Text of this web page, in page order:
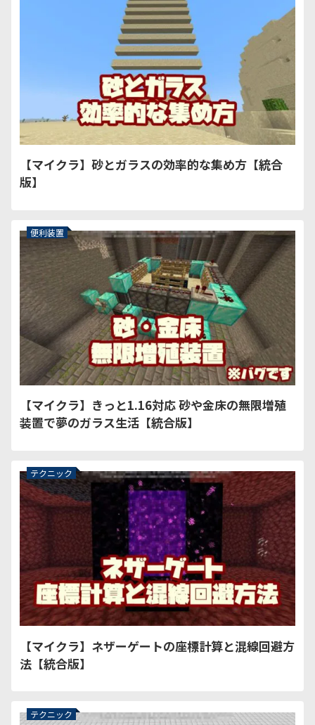
【マイクラ】砂とガラスの効率的な集め方【統合
版】
便利装置
【マイクラ】きっと1.16対応 砂や金床の無限増殖
装置で夢のガラス生活【統合版】
テクニック
【マイクラ】ネザーゲートの座標計算と混線回避方
法【統合版】
テクニック